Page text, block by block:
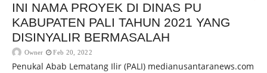
INI NAMA PROYEK DI DINAS PU
KABUPATEN PALI TAHUN 2021 YANG
DISINYALIR BERMASALAH
Owner Feb 20, 2022
Penukal Abab Lematang Ilir (PALI) medianusantaranews.com